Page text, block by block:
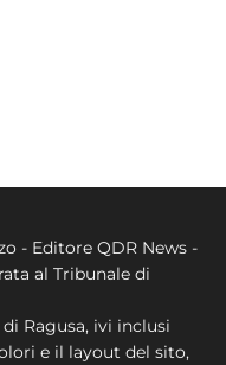
- Editore QDR News -
al Tribunale di
Ragusa, ivi inclusi
e il layout del sito,